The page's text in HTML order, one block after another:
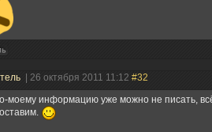
| 26 октября 2011 11:12 #32
моему информацию уже можно не писать,